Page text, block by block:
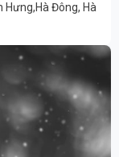
Hưng,Hà Đông, Hà